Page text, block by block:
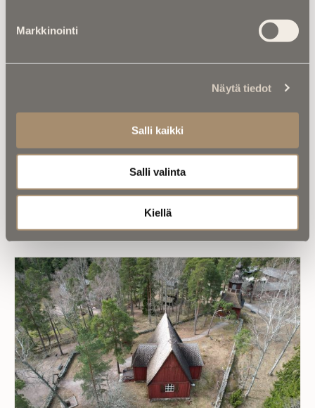
Markkinointi
Näytä tiedot
Salli kaikki
Salli valinta
Kiellä
Kalenterista |Juhani Aho kirjoitti
Suomen muutoksen äärelle – mitä
hän tuumaisi tekoälystä?